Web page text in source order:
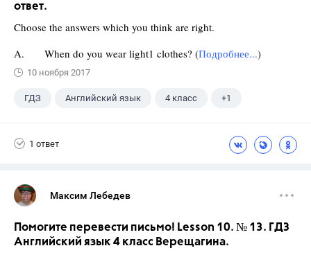
ответ.
Choose the answers which you think are right.
A. When do you wear light1 clothes? (Подробнее...)
10 ноября 2017
ГДЗ Английский язык 4 класс +1
1 ответ
Максим Лебедев
Помогите перевести письмо! Lesson 10. № 13. ГДЗ
Английский язык 4 класс Верещагина.